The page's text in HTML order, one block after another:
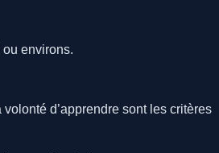
environs.
d’apprendre sont les critères